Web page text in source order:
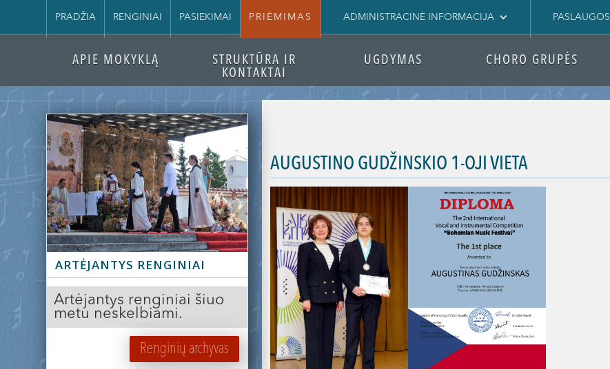
PRADŽIA RENGINIAI PASIEKIMAI PRIĖMIMAS ADMINISTRACINĖ INFORMACIJA PASLAUGOS
APIE MOKYKLĄ
STRUKTŪRA IR
KONTAKTAI
UGDYMAS CHORO GRUPĖS
ARTĖJANTYS RENGINIAI
Artėjantys renginiai šiuo
metu neskelbiami.
Renginių archyvas
AUGUSTINO GUDŽINSKIO 1-OJI VIETA